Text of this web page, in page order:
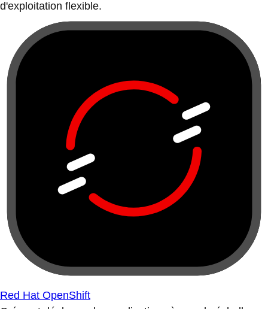
d'exploitation flexible.
Red Hat OpenShift